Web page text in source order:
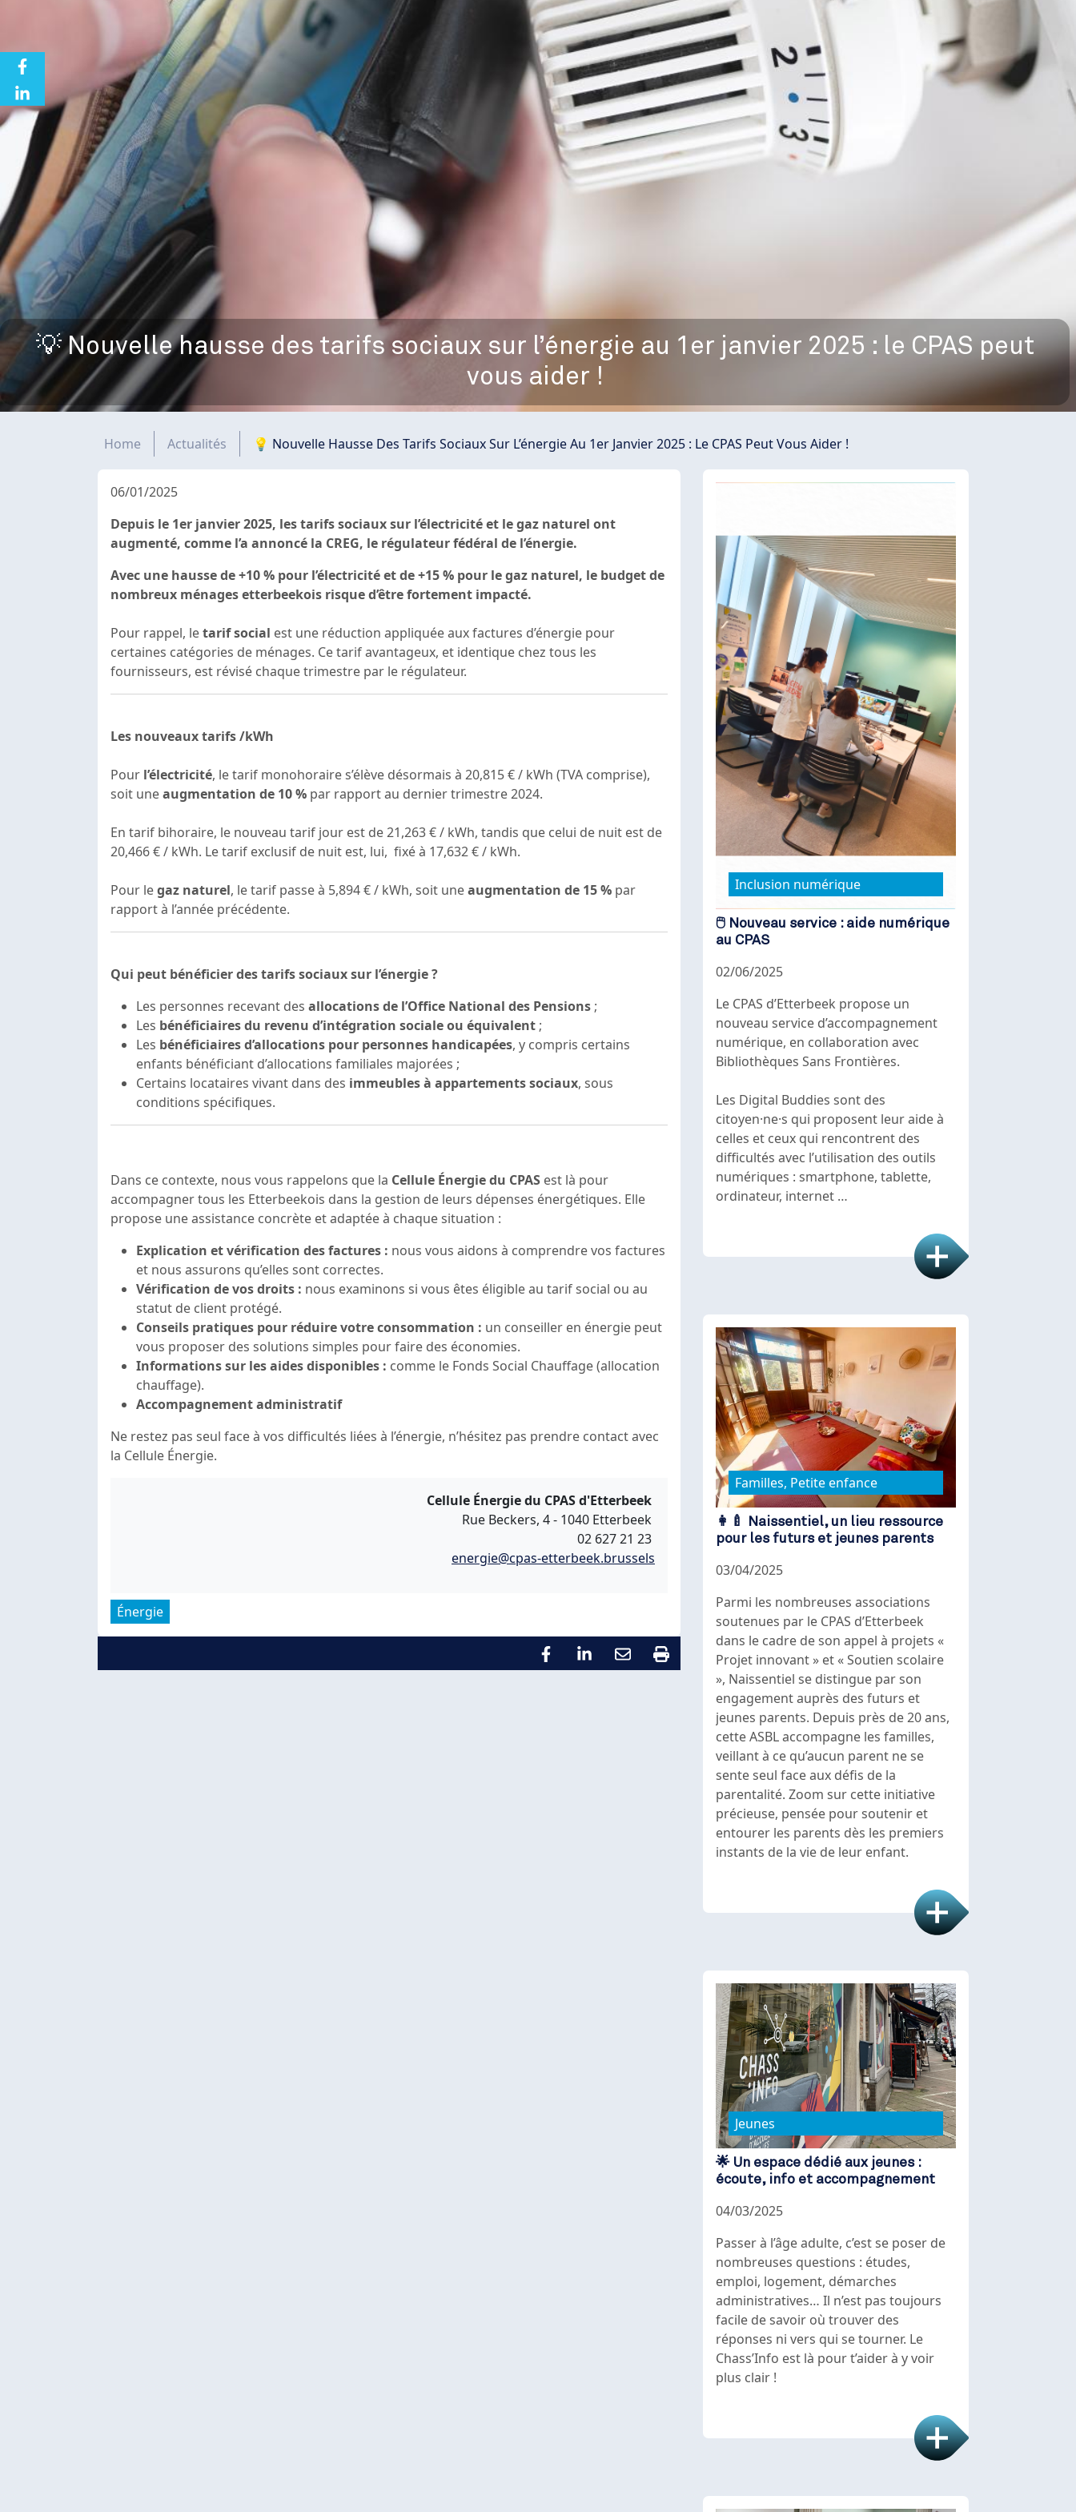
💡 Nouvelle hausse des tarifs sociaux sur l’énergie au 1er janvier 2025 : le CPAS peut
vous aider !
Fil d'Ariane
Home Actualités 💡 Nouvelle Hausse Des Tarifs Sociaux Sur L’énergie Au 1er Janvier 2025 : Le CPAS Peut Vous Aider !
06/01/2025
Depuis le 1er janvier 2025, les tarifs sociaux sur l’électricité et le gaz naturel ont
augmenté, comme l’a annoncé la CREG, le régulateur fédéral de l’énergie.
Avec une hausse de +10 % pour l’électricité et de +15 % pour le gaz naturel, le budget de
nombreux ménages etterbeekois risque d’être fortement impacté.
Pour rappel, letarif social est une réduction appliquée aux factures d’énergie pour
certaines catégories de ménages. Ce tarif avantageux, et identique chez tous les
fournisseurs, est révisé chaque trimestre par le régulateur.
Les nouveaux tarifs /kWh
Pour l’électricité, le tarif monohoraire s’élève désormais à 20,815 € / kWh (TVA comprise),
soit uneaugmentation de 10 % par rapport au dernier trimestre 2024.
En tarif bihoraire, le nouveau tarif jour est de 21,263 € / kWh, tandis que celui de nuit est de
20,466 € / kWh. Le tarif exclusif de nuit est, lui, fixé à 17,632 € / kWh.
Pour legaz naturel, le tarif passe à 5,894 € / kWh, soit uneaugmentation de 15 % par
rapport à l’année précédente.
Qui peut bénéficier des tarifs sociaux sur l’énergie ?
Les personnes recevant des allocations de l’Office National des Pensions ;
Les bénéficiaires du revenu d’intégration sociale ou équivalent ;
Les bénéficiaires d’allocations pour personnes handicapées, y compris certains
enfants bénéficiant d’allocations familiales majorées ;
Certains locataires vivant dans des immeubles à appartements sociaux, sous
conditions spécifiques.
Dans ce contexte, nous vous rappelons que la Cellule Énergie du CPAS est là pour
accompagner tous les Etterbeekois dans la gestion de leurs dépenses énergétiques. Elle
propose une assistance concrète et adaptée à chaque situation :
Explication et vérification des factures : nous vous aidons à comprendre vos factures
et nous assurons qu’elles sont correctes.
Vérification de vos droits : nous examinons si vous êtes éligible au tarif social ou au
statut de client protégé.
Conseils pratiques pour réduire votre consommation : un conseiller en énergie peut
vous proposer des solutions simples pour faire des économies.
Informations sur les aides disponibles : comme le Fonds Social Chauffage (allocation
chauffage).
Accompagnement administratif
Ne restez pas seul face à vos difficultés liées à l’énergie, n’hésitez pas prendre contact avec
la Cellule Énergie.
Cellule Énergie du CPAS d'Etterbeek
Rue Beckers, 4 - 1040 Etterbeek
02 627 21 23
energie@cpas-etterbeek.brussels
Énergie
Inclusion numérique
🖱️ Nouveau service : aide numérique
au CPAS
02/06/2025
Le CPAS d’Etterbeek propose un
nouveau service d’accompagnement
numérique, en collaboration avec
Bibliothèques Sans Frontières.
Les Digital Buddies sont des
citoyen·ne·s qui proposent leur aide à
celles et ceux qui rencontrent des
difficultés avec l’utilisation des outils
numériques : smartphone, tablette,
ordinateur, internet …
Familles, Petite enfance
👩‍🍼 Naissentiel, un lieu ressource
pour les futurs et jeunes parents
03/04/2025
Parmi les nombreuses associations
soutenues par le CPAS d’Etterbeek
dans le cadre de son appel à projets «
Projet innovant » et « Soutien scolaire
», Naissentiel se distingue par son
engagement auprès des futurs et
jeunes parents. Depuis près de 20 ans,
cette ASBL accompagne les familles,
veillant à ce qu’aucun parent ne se
sente seul face aux défis de la
parentalité. Zoom sur cette initiative
précieuse, pensée pour soutenir et
entourer les parents dès les premiers
instants de la vie de leur enfant.
Jeunes
🌟 Un espace dédié aux jeunes :
écoute, info et accompagnement
04/03/2025
Passer à l’âge adulte, c’est se poser de
nombreuses questions : études,
emploi, logement, démarches
administratives… Il n’est pas toujours
facile de savoir où trouver des
réponses ni vers qui se tourner. Le
Chass’Info est là pour t’aider à y voir
plus clair !